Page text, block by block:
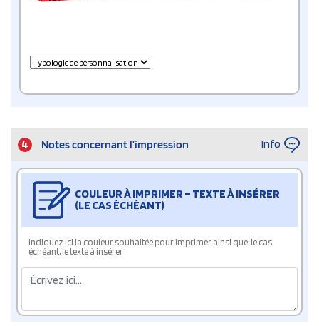
4 Notes concernant l’impression Info
COULEUR À IMPRIMER – TEXTE À INSÉRER
(LE CAS ÉCHÉANT)
Indiquez ici la couleur souhaitée pour imprimer ainsi que, le cas
échéant, le texte à insérer